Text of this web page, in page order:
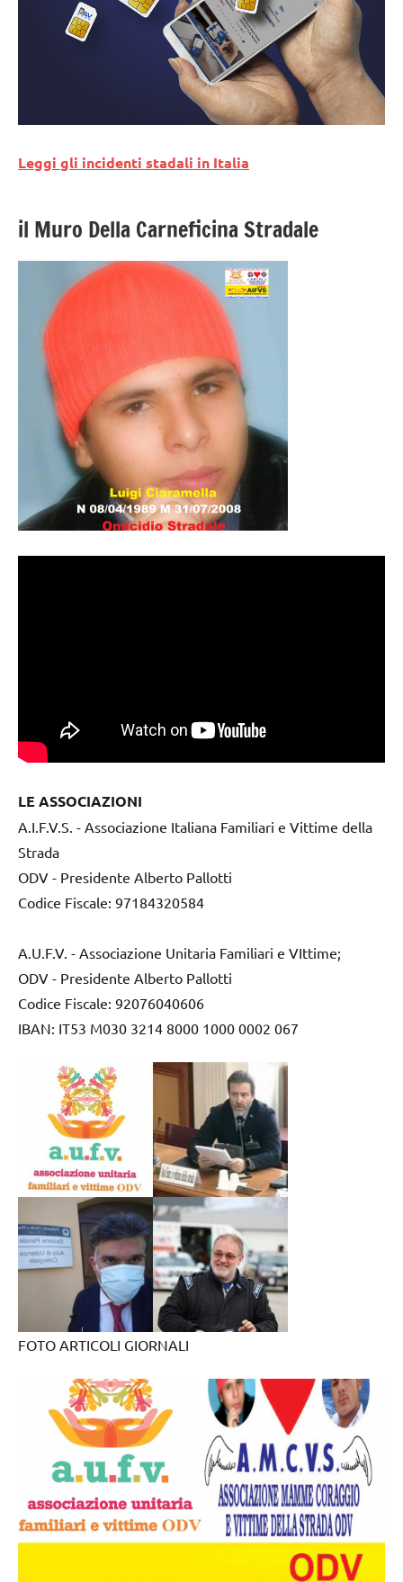
Leggi gli incidenti stadali in Italia
il Muro Della Carneficina Stradale
LE ASSOCIAZIONI
A.I.F.V.S. - Associazione Italiana Familiari e Vittime della
Strada
ODV - Presidente Alberto Pallotti
Codice Fiscale: 97184320584
A.U.F.V. - Associazione Unitaria Familiari e VIttime;
ODV - Presidente Alberto Pallotti
Codice Fiscale: 92076040606
IBAN: IT53 M030 3214 8000 1000 0002 067
FOTO ARTICOLI GIORNALI